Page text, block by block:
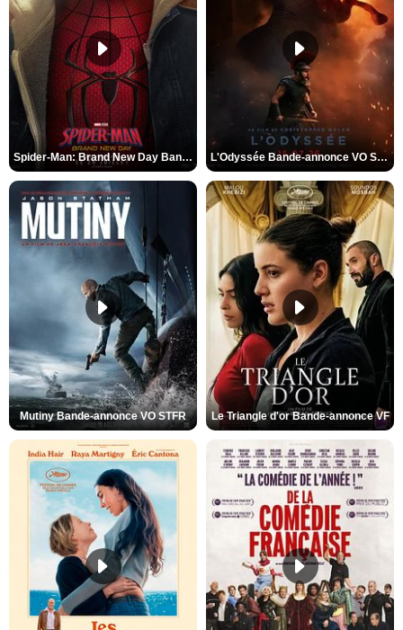
Spider-Man: Brand New Day Bande-annonce VO STFR L'Odyssée Bande-annonce VO STFR
Mutiny Bande-annonce VO STFR Le Triangle d'or Bande-annonce VF